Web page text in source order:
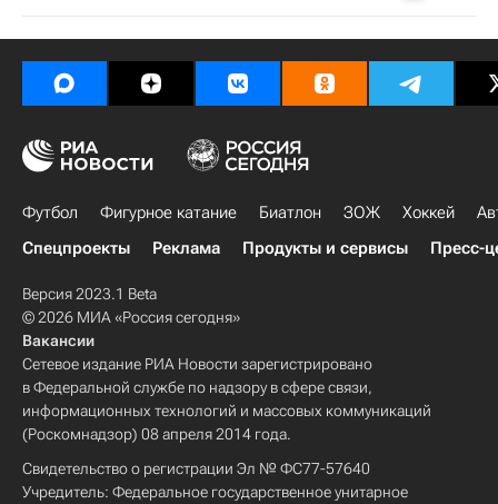
Футбол Фигурное катание Биатлон ЗОЖ Хоккей
Спецпроекты
Реклама Продукты и сервисы Пресс-
Версия 2023.1 Beta
© 2026 МИА «Россия сегодня»
Вакансии
Сетевое издание РИА Новости зарегистрировано
в Федеральной службе по надзору в сфере связи,
информационных технологий и массовых коммуникаций
(Роскомнадзор) 08 апреля 2014 года.
Свидетельство о регистрации Эл № ФС77-57640
Учредитель: Федеральное государственное унитарное